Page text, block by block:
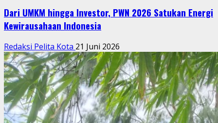
Dari UMKM hingga Investor, PWN 2026 Satukan Energi
Kewirausahaan Indonesia
Redaksi Pelita Kota 21 Juni 2026